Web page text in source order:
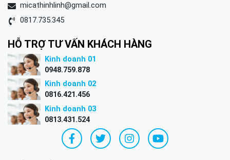
micathinhlinh@gmail.com
0817.735.345
HỖ TRỢ TƯ VẤN KHÁCH HÀNG
Kinh doanh 01
0948.759.878
Kinh doanh 02
0816.421.456
Kinh doanh 03
0813.431.524